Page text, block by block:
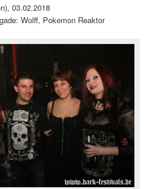
03.02.2018
Wolff, Pokemon Reaktor